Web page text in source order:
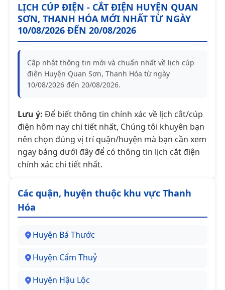
LỊCH CÚP ĐIỆN - CẮT ĐIỆN HUYỆN QUAN
SƠN, THANH HÓA MỚI NHẤT TỪ NGÀY
10/08/2026 ĐẾN 20/08/2026
Cập nhật thông tin mới và chuẩn nhất về lịch cúp
điện Huyện Quan Sơn, Thanh Hóa từ ngày
10/08/2026 đến 20/08/2026.
Lưu ý: Để biết thông tin chính xác về lịch cắt/cúp
điện hôm nay chi tiết nhất, Chúng tôi khuyên bạn
nên chọn đúng vị trí quận/huyện mà bạn cần xem
ngay bảng dưới đây để có thông tin lịch cắt điện
chính xác chi tiết nhất.
Các quận, huyện thuộc khu vực Thanh
Hóa
Huyện Bá Thước
Huyện Cẩm Thuỷ
Huyện Hậu Lộc